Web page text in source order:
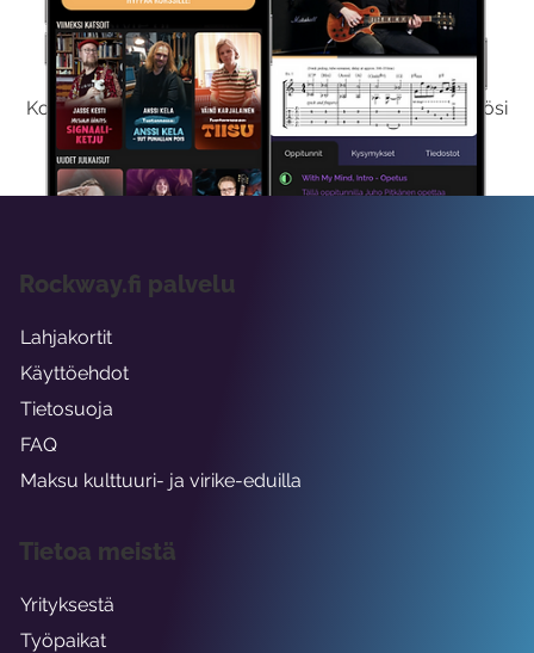
Kokeile Ilmaiseksi
Kokeilemalla ilmaiseksi saat koko sisältömme käyttöösi
viikon ajaksi.
Rockway.fi palvelu
Lahjakortit
Käyttöehdot
Tietosuoja
FAQ
Maksu kulttuuri- ja virike-eduilla
Tietoa meistä
Yrityksestä
Työpaikat